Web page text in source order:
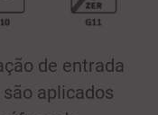
de entrada
aplicados